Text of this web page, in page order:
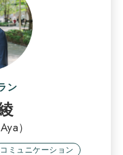
ン
）
コミュニケーション